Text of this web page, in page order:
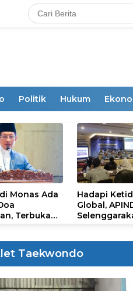
Politik Hukum
Monas Ada
Terbuka
Hadapi
Global,
Nasional
Taekwondo